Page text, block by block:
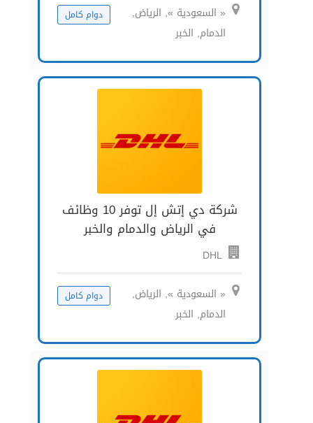
« السعودية », الرياض,
الدمام, الخبر
دوام كامل
شركة دي إتش إل توفر 10 وظائف
في الرياض والدمام والخبر
DHL
« السعودية », الرياض,
الدمام, الخبر
دوام كامل